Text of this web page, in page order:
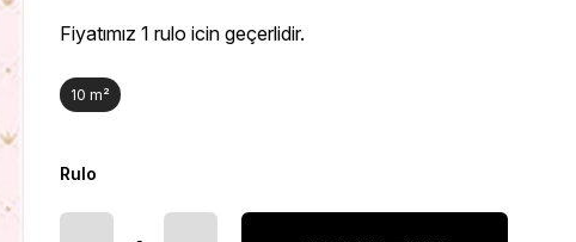
Fiyatımız 1 rulo icin geçerlidir.
10 m²
Rulo